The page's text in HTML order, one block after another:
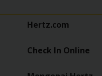
Hertz.com
Check In Online